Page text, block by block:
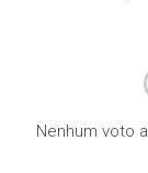
Nenhum voto